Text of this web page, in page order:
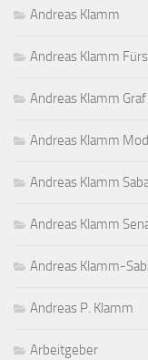
Andreas Klamm
Andreas Klamm
Andreas Klamm
Andreas Klamm
Andreas Klamm
Andreas Klamm
Andreas Klamm-
Andreas P. Klamm
Arbeitgeber